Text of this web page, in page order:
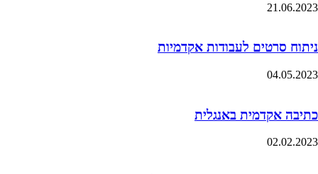
21.06.2023
ניתוח סרטים לעבודות אקדמיות
04.05.2023
כתיבה אקדמית באנגלית
02.02.2023